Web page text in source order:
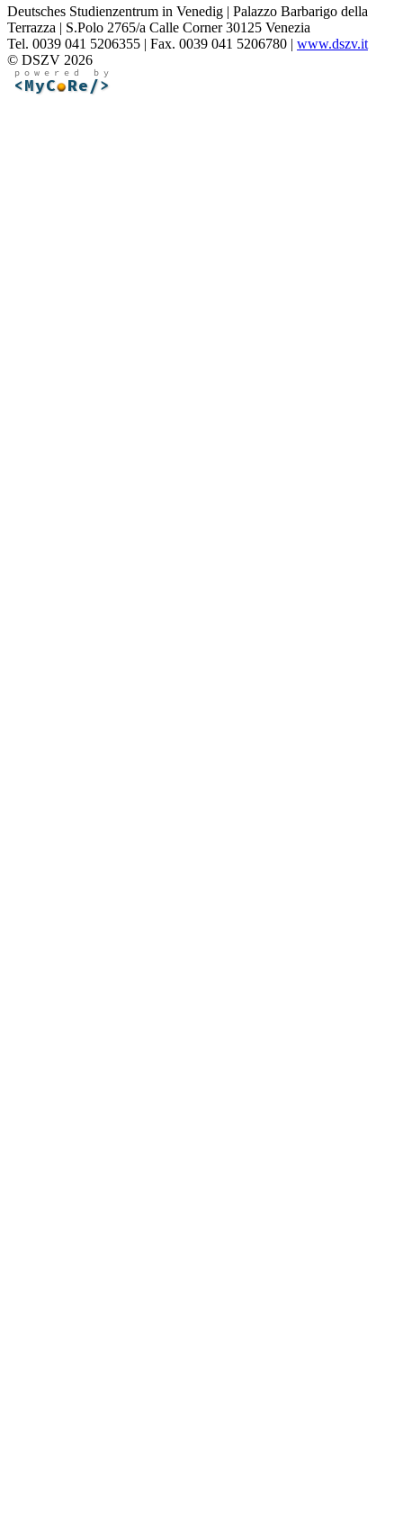
Deutsches Studienzentrum in Venedig | Palazzo Barbarigo della
Terrazza | S.Polo 2765/a Calle Corner 30125 Venezia
Tel. 0039 041 5206355 | Fax. 0039 041 5206780 | www.dszv.it
© DSZV 2026